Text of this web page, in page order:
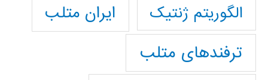
الگوریتم ژنتیک
ایران متلب
ترفندهای متلب